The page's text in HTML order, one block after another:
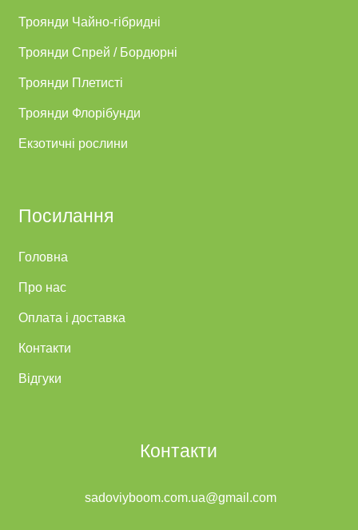
Троянди Чайно-гібридні
Троянди Спрей / Бордюрні
Троянди Плетисті
Троянди Флорібунди
Екзотичні рослини
Посилання
Головна
Про нас
Оплата і доставка
Контакти
Відгуки
Контакти
sadoviyboom.com.ua@gmail.com